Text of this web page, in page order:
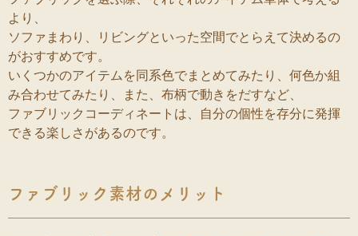
より、
ソファまわり、リビングといった空間でとらえて決めるの
がおすすめです。
いくつかのアイテムを同系色でまとめてみたり、何色か組
み合わせてみたり、また、布柄で動きをだすなど、
ファブリックコーディネートは、自分の個性を存分に発揮
できる楽しさがあるのです。
ファブリック素材のメリット